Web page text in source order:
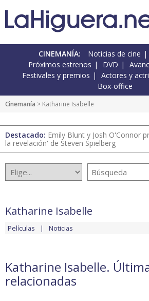
CINEMANÍA: Noticias de cine
Próximos estrenos
DVD
Festivales y premios
Actores y
Box-office
Cinemanía > Katharine Isabelle
Destacado: Emily Blunt y Josh O'Connor
la revelación' de Steven Spielberg
Katharine Isabelle
Películas Noticias
Katharine Isabelle.
relacionadas